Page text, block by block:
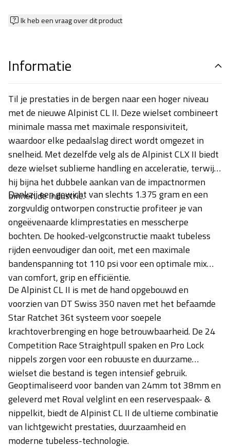
Ik heb een vraag over dit product
Informatie
Til je prestaties in de bergen naar een hoger niveau
met de nieuwe Alpinist CL II. Deze wielset combineert
minimale massa met maximale responsiviteit,
waardoor elke pedaalslag direct wordt omgezet in
snelheid. Met dezelfde velg als de Alpinist CLX II biedt
deze wielset sublieme handling en acceleratie, terwijl
hij bijna het dubbele aankan van de impactnormen
binnen de industrie.
Dankzij een gewicht van slechts 1.375 gram en een
zorgvuldig ontworpen constructie profiteer je van
ongeëvenaarde klimprestaties en messcherpe
bochten. De hooked-velgconstructie maakt tubeless
rijden eenvoudiger dan ooit, met een maximale
bandenspanning tot 110 psi voor een optimale mix
van comfort, grip en efficiëntie.
De Alpinist CL II is met de hand opgebouwd en
voorzien van DT Swiss 350 naven met het befaamde
Star Ratchet 36t systeem voor soepele
krachtoverbrenging en hoge betrouwbaarheid. De 24
Competition Race Straightpull spaken en Pro Lock
nippels zorgen voor een robuuste en duurzame
wielset die bestand is tegen intensief gebruik.
Geoptimaliseerd voor banden van 24mm tot 38mm en
geleverd met Roval velglint en een reservespaak- &
nippelkit, biedt de Alpinist CL II de ultieme combinatie
van lichtgewicht prestaties, duurzaamheid en
moderne tubeless-technologie.